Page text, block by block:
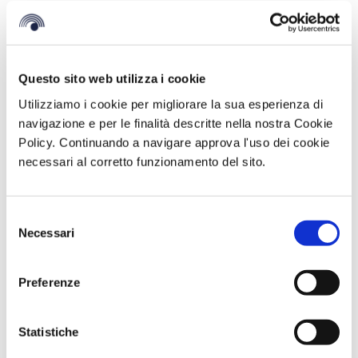
Questo sito web utilizza i cookie
Utilizziamo i cookie per migliorare la sua esperienza di
navigazione e per le finalità descritte nella nostra Cookie
Policy. Continuando a navigare approva l'uso dei cookie
necessari al corretto funzionamento del sito.
delNecessari
Preferenze
Statistiche
Matera
Il 18 e 19 novembre 2025, BV Hotels & Resorts sarà presente a
Matera per partecipare al ROOTS – Borsa Internazionale del